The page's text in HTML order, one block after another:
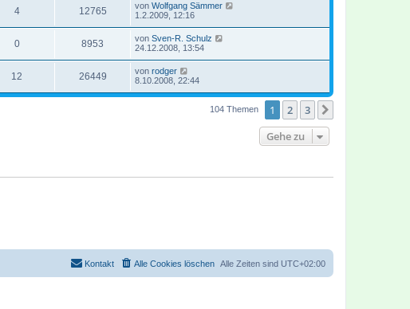
4 12765 von Wolfgang Sämmer
1.2.2009, 12:16
0 8953 von Sven-R. Schulz
24.12.2008, 13:54
12 26449 von rodger
8.10.2008, 22:44
104 Themen 1 2 3
Gehe zu
Alle Zeiten sind UTC+02:00
Alle Cookies löschen
Kontakt